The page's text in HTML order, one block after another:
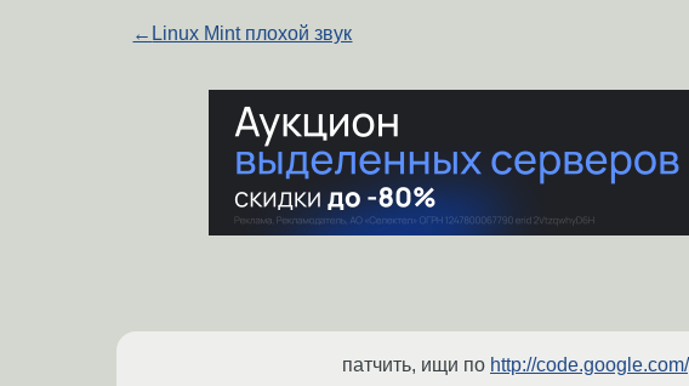
← Linux Mint плохой звук
патчить, ищи по http://